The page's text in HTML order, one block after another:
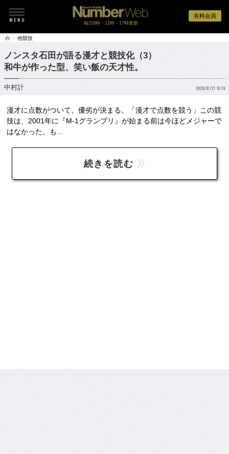
有料会員
毎日6時・11時・17時更新
他競技
ノンスタ石田が語る漫才と競技化（3）
和牛が作った型、笑い飯の天才性。
中村計 2020/01/21 18:10
漫才に点数がついて、優劣が決まる。「漫才で点数を競う」この競
技は、2001年に『M-1グランプリ』が始まる前は今ほどメジャーで
はなかった。も...
続きを読む